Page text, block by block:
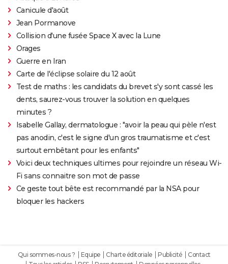
Canicule d'août
Jean Pormanove
Collision d'une fusée Space X avec la Lune
Orages
Guerre en Iran
Carte de l'éclipse solaire du 12 août
Test de maths : les candidats du brevet s'y sont cassé les
dents, saurez-vous trouver la solution en quelques
minutes ?
Isabelle Gallay, dermatologue : "avoir la peau qui pèle n'est
pas anodin, c'est le signe d'un gros traumatisme et c'est
surtout embêtant pour les enfants"
Voici deux techniques ultimes pour rejoindre un réseau Wi-
Fi sans connaitre son mot de passe
Ce geste tout bête est recommandé par la NSA pour
bloquer les hackers
Qui sommes-nous ? Equipe Charte éditoriale Publicité
Contact